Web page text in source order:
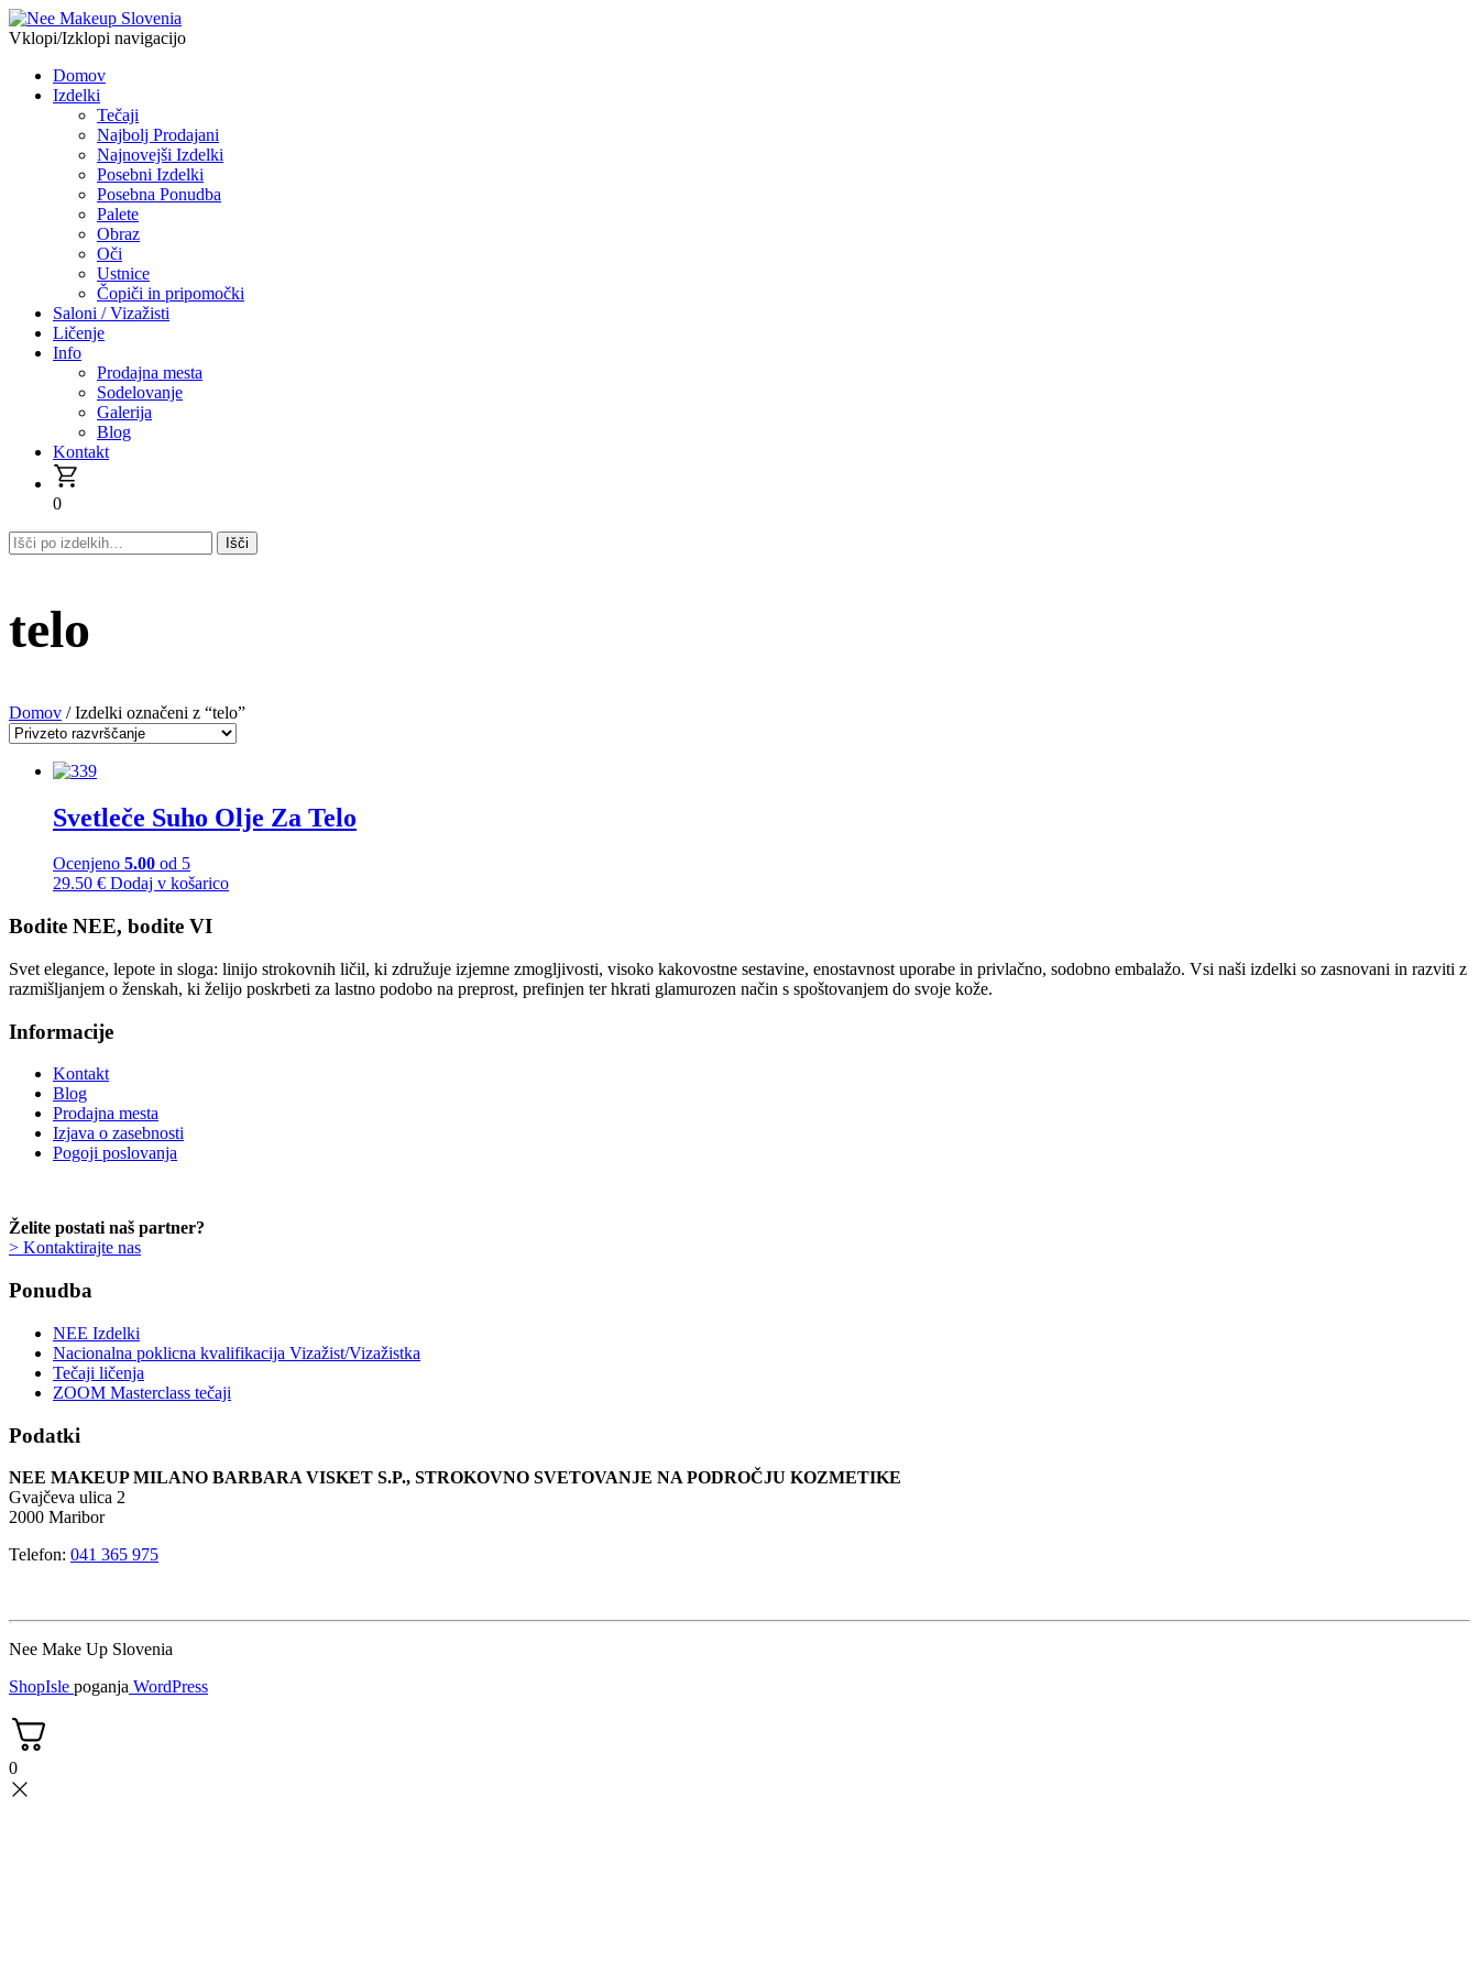
Vklopi/Izklopi navigacijo
Domov
Izdelki
Tečaji
Najbolj Prodajani
Najnovejši Izdelki
Posebni Izdelki
Posebna Ponudba
Palete
Obraz
Oči
Ustnice
Čopiči in pripomočki
Saloni / Vizažisti
Ličenje
Info
Prodajna mesta
Sodelovanje
Galerija
Blog
Kontakt
0
telo
Domov / Izdelki označeni z “telo”
Svetleče Suho Olje Za Telo
Ocenjeno 5.00 od 5
29.50 € Dodaj v košarico
Bodite NEE, bodite VI
Svet elegance, lepote in sloga: linijo strokovnih ličil, ki združuje izjemne zmogljivosti, visoko kakovostne sestavine, enostavnost uporabe in privlačno, sodobno embalažo. Vsi naši izdelki so zasnovani in razviti z
razmišljanjem o ženskah, ki želijo poskrbeti za lastno podobo na preprost, prefinjen ter hkrati glamurozen način s spoštovanjem do svoje kože.
Informacije
Kontakt
Blog
Prodajna mesta
Izjava o zasebnosti
Pogoji poslovanja
Želite postati naš partner?
> Kontaktirajte nas
Ponudba
NEE Izdelki
Nacionalna poklicna kvalifikacija Vizažist/Vizažistka
Tečaji ličenja
ZOOM Masterclass tečaji
Podatki
NEE MAKEUP MILANO BARBARA VISKET S.P., STROKOVNO SVETOVANJE NA PODROČJU KOZMETIKE
Gvajčeva ulica 2
2000 Maribor
Telefon: 041 365 975
Nee Make Up Slovenia
ShopIsle poganja WordPress
0